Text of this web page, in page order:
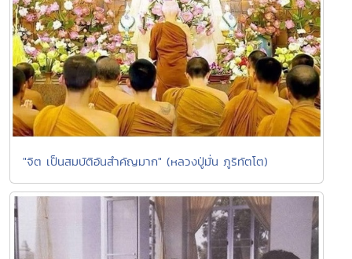
"จิต เป็นสมบัติอันสำคัญมาก" (หลวงปู่มั่น ภูริทัตโต)